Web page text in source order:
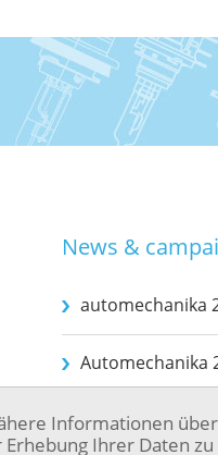
Informationen
Ihrer Daten
News &
automechanika
Automechanika